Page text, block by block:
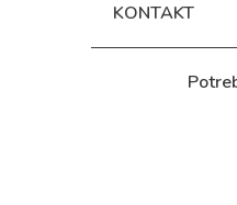
KONTAKT